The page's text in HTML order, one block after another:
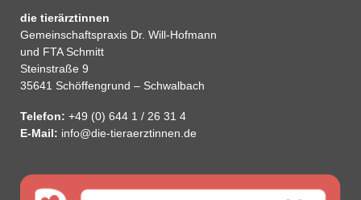
die tierärztinnen
Gemeinschaftspraxis Dr. Will-Hofmann
und FTA Schmitt
Steinstraße 9
35641 Schöffengrund – Schwalbach
Telefon: +49 (0) 644 1 / 26 31 4
E-Mail: info@die-tieraerztinnen.de